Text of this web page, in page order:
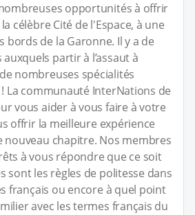
nombreuses opportunités à offrir
célèbre Cité de l'Espace, à une
bords de la Garonne. Il y a de
partir à l’assaut à
nombreuses spécialités
La communauté InterNations de
vous aider à vous faire à votre
offrir la meilleure expérience
nouveau chapitre. Nos membres
à vous répondre que ce soit
sont les règles de politesse dans
français ou encore à quel point
avec les termes français du